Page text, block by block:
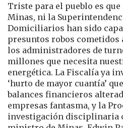
Triste para el pueblo es
Minas, ni la
Domiciliarios han sido
presuntos robos
los administradores de
millones que necesita
energética. La Fiscalía ya
‘hurto de mayor cuantía’
balances financieros
empresas fantasma, y la
investigación disciplinaria